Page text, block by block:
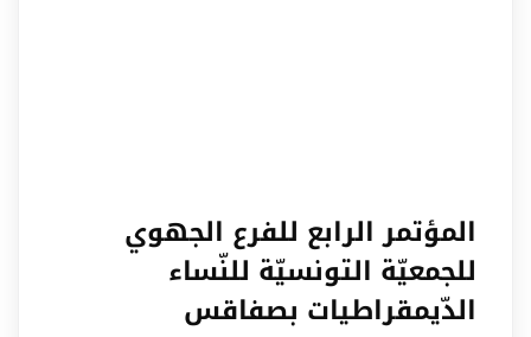
المؤتمر الرابع للفرع الجهوي
للجمعيّة التونسيّة للنّساء
الدّيمقراطيات بصفاقس